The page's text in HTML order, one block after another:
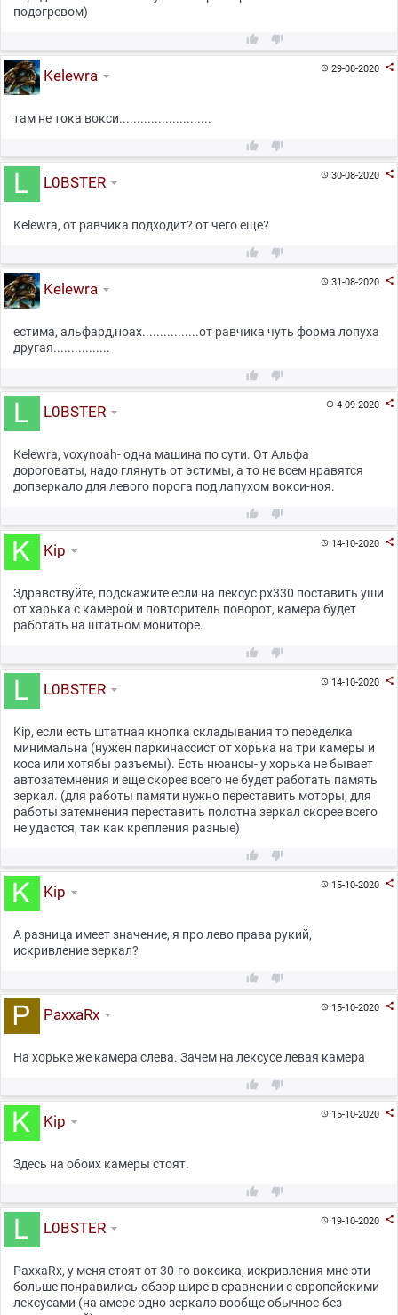
подогревом)
 
29-08-2020 
Kelewra
там не тока вокси..........................
 
30-08-2020 
L0BSTER
Kelewra, от равчика подходит? от чего еще?
 
31-08-2020 
Kelewra
естима, альфард,ноах................от равчика чуть форма лопуха
другая................
 
4-09-2020 
L0BSTER
Kelewra, voxynoah- одна машина по сути. От Альфа
дороговаты, надо глянуть от эстимы, а то не всем нравятся
допзеркало для левого порога под лапухом вокси-ноя.
 
14-10-2020 
Kip
Здравствуйте, подскажите если на лексус рх330 поставить уши
от харька с камерой и повторитель поворот, камера будет
работать на штатном мониторе.
 
14-10-2020 
L0BSTER
Kip, если есть штатная кнопка складывания то переделка
минимальна (нужен паркинассист от хорька на три камеры и
коса или хотябы разъемы). Есть нюансы- у хорька не бывает
автозатемнения и еще скорее всего не будет работать память
зеркал. (для работы памяти нужно переставить моторы, для
работы затемнения переставить полотна зеркал скорее всего
не удастся, так как крепления разные)
 
15-10-2020 
Kip
А разница имеет значение, я про лево права рукий,
искривление зеркал?
 
15-10-2020 
PaxxaRx
На хорьке же камера слева. Зачем на лексусе левая камера
 
15-10-2020 
Kip
Здесь на обоих камеры стоят.
 
19-10-2020 
L0BSTER
PaxxaRx, у меня стоят от 30-го воксика, искривления мне эти
больше понравились-обзор шире в сравнении с европейскими
лексусами (на амере одно зеркало вообще обычное-без